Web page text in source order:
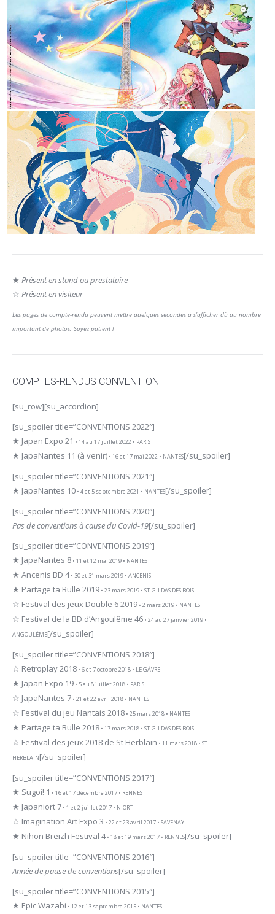
★ Présent en stand ou prestataire
☆ Présent en visiteur
Les pages de compte-rendu peuvent mettre quelques secondes à s’afficher dû au nombre
important de photos. Soyez patient !
COMPTES-RENDUS CONVENTION
[su_row][su_accordion]
[su_spoiler title=”CONVENTIONS 2022″]
★ Japan Expo 21 • 14 au 17 juillet 2022 • PARIS
★ JapaNantes 11 (à venir) • 16 et 17 mai 2022 • NANTES[/su_spoiler]
[su_spoiler title=”CONVENTIONS 2021″]
★ JapaNantes 10 • 4 et 5 septembre 2021 • NANTES[/su_spoiler]
[su_spoiler title=”CONVENTIONS 2020″]
Pas de conventions à cause du Covid-19[/su_spoiler]
[su_spoiler title=”CONVENTIONS 2019″]
★ JapaNantes 8 • 11 et 12 mai 2019 • NANTES
★ Ancenis BD 4• 30 et 31 mars 2019 • ANCENIS
★ Partage ta Bulle 2019 • 23 mars 2019 • ST-GILDAS DES BOIS
☆ Festival des jeux Double 6 2019 • 2 mars 2019 • NANTES
☆ Festival de la BD d’Angoulême 46 • 24 au 27 janvier 2019 •
ANGOULÊME[/su_spoiler]
[su_spoiler title=”CONVENTIONS 2018″]
☆ Retroplay 2018 • 6 et 7 octobre 2018 • LE GÂVRE
★ Japan Expo 19 • 5 au 8 juillet 2018 • PARIS
☆ JapaNantes 7 • 21 et 22 avril 2018 • NANTES
☆ Festival du jeu Nantais 2018 • 25 mars 2018 • NANTES
★ Partage ta Bulle 2018 • 17 mars 2018 • ST-GILDAS DES BOIS
☆ Festival des jeux 2018 de St Herblain • 11 mars 2018 • ST
HERBLAIN[/su_spoiler]
[su_spoiler title=”CONVENTIONS 2017″]
★ Sugoi! 1 • 16 et 17 décembre 2017 • RENNES
★ Japaniort 7 • 1 et 2 juillet 2017 • NIORT
☆ Imagination Art Expo 3 • 22 et 23 avril 2017 • SAVENAY
★ Nihon Breizh Festival 4• 18 et 19 mars 2017 • RENNES[/su_spoiler]
[su_spoiler title=”CONVENTIONS 2016″]
Année de pause de conventions[/su_spoiler]
[su_spoiler title=”CONVENTIONS 2015″]
★ Epic Wazabi • 12 et 13 septembre 2015 • NANTES